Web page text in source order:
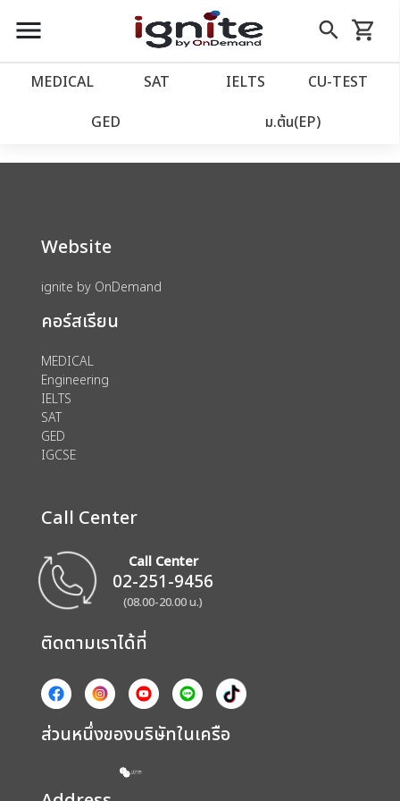
close
account_balance หน้าแรก
เว็บไซต์อิกไนท์
account_circle เข้าสู่ระบบ
assignment ลงทะเบียน
menu search
Skip
to
shopping_cart
รถเข็น
MEDICAL SAT IELTS CU‑TEST
GED ม.ต้น(EP)
We could not find anything for catalog
category view s sat subject test id 379
Website
ignite by OnDemand
คอร์สเรียน
MEDICAL
Engineering
IELTS
SAT
GED
IGCSE
Call Center
Call Center
02-251-9456
(08.00-20.00 น.)
ติดตามเราได้ที่
ส่วนหนึ่งของบริษัทในเครือ